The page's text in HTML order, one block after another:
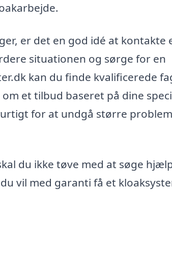
er det en god idé at kontakte
situationen og sørge for en
kan du finde kvalificerede
et tilbud baseret på dine
for at undgå større
du ikke tøve med at søge
vil med garanti få et